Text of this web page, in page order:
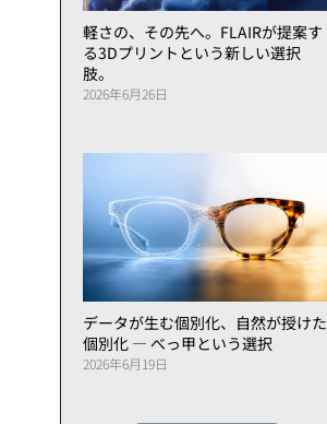
軽さの、その先へ。FLAIRが提案す
る3Dプリントという新しい選択
肢。
2026年6月26日
データが生む個別化、自然が授けた
個別化 ― べっ甲という選択
2026年6月19日